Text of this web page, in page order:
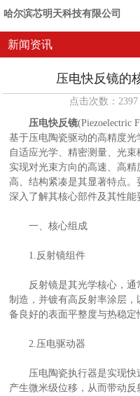
哈尔滨芯明天科技有限公司
新闻资讯
压电快反镜的
点击次数：
压电快反镜(Piezoelectric
基于压电陶瓷驱动的高精度光
自适应光学、精密测量、光
实现对光束方向的高速、高
高、结构紧凑是其显著特点
深入了解其核心部件及其性能
一、核心组成
1.反射镜组件
反射镜是其光学核心，通
制造，并镀有高反射率涂层
备良好的表面平整度与热稳定
2.压电驱动器
压电陶瓷执行器是实现快
产生微米级位移，从而带动